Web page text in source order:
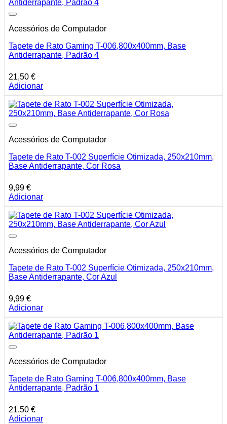
Acessórios de Computador
Tapete de Rato Gaming T-006,800x400mm, Base
Antiderrapante, Padrão 4
21,50 €
Adicionar
Acessórios de Computador
Tapete de Rato T-002 Superfície Otimizada, 250x210mm,
Base Antiderrapante, Cor Rosa
9,99 €
Adicionar
Acessórios de Computador
Tapete de Rato T-002 Superfície Otimizada, 250x210mm,
Base Antiderrapante, Cor Azul
9,99 €
Adicionar
Acessórios de Computador
Tapete de Rato Gaming T-006,800x400mm, Base
Antiderrapante, Padrão 1
21,50 €
Adicionar